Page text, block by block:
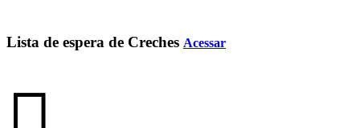
Lista de espera de Creches Acessar